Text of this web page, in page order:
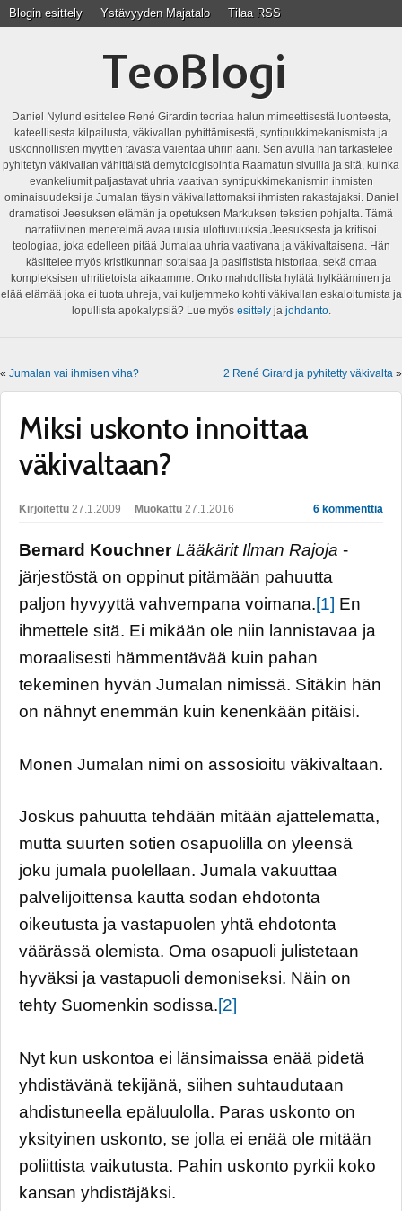
Blogin esittely Ystävyyden Majatalo Tilaa RSS
TeoBlogi
Daniel Nylund esittelee René Girardin teoriaa halun mimeettisestä luonteesta,
kateellisesta kilpailusta, väkivallan pyhittämisestä, syntipukkimekanismista ja
uskonnollisten myyttien tavasta vaientaa uhrin ääni. Sen avulla hän tarkastelee
pyhitetyn väkivallan vähittäistä demytologisointia Raamatun sivuilla ja sitä, kuinka
evankeliumit paljastavat uhria vaativan syntipukkimekanismin ihmisten
ominaisuudeksi ja Jumalan täysin väkivallattomaksi ihmisten rakastajaksi. Daniel
dramatisoi Jeesuksen elämän ja opetuksen Markuksen tekstien pohjalta. Tämä
narratiivinen menetelmä avaa uusia ulottuvuuksia Jeesuksesta ja kritisoi
teologiaa, joka edelleen pitää Jumalaa uhria vaativana ja väkivaltaisena. Hän
käsittelee myös kristikunnan sotaisaa ja pasifistista historiaa, sekä omaa
kompleksisen uhritietoista aikaamme. Onko mahdollista hylätä hylkääminen ja
elää elämää joka ei tuota uhreja, vai kuljemmeko kohti väkivallan eskaloitumista ja
lopullista apokalypsiä? Lue myös esittelyja johdanto.
« Jumalan vai ihmisen viha? 2 René Girard ja pyhitetty väkivalta »
Miksi uskonto innoittaa
väkivaltaan?
6 kommenttia
Kirjoitettu 27.1.2009 Muokattu 27.1.2016
Bernard Kouchner Lääkärit Ilman Rajoja -
järjestöstä on oppinut pitämään pahuutta
paljon hyvyyttä vahvempana voimana.[1] En
ihmettele sitä. Ei mikään ole niin lannistavaa ja
moraalisesti hämmentävää kuin pahan
tekeminen hyvän Jumalan nimissä. Sitäkin hän
on nähnyt enemmän kuin kenenkään pitäisi.
Monen Jumalan nimi on assosioitu väkivaltaan.
Joskus pahuutta tehdään mitään ajattelematta,
mutta suurten sotien osapuolilla on yleensä
joku jumala puolellaan. Jumala vakuuttaa
palvelijoittensa kautta sodan ehdotonta
oikeutusta ja vastapuolen yhtä ehdotonta
väärässä olemista. Oma osapuoli julistetaan
hyväksi ja vastapuoli demoniseksi. Näin on
tehty Suomenkin sodissa.[2]
Nyt kun uskontoa ei länsimaissa enää pidetä
yhdistävänä tekijänä, siihen suhtaudutaan
ahdistuneella epäluulolla. Paras uskonto on
yksityinen uskonto, se jolla ei enää ole mitään
poliittista vaikutusta. Pahin uskonto pyrkii koko
kansan yhdistäjäksi.